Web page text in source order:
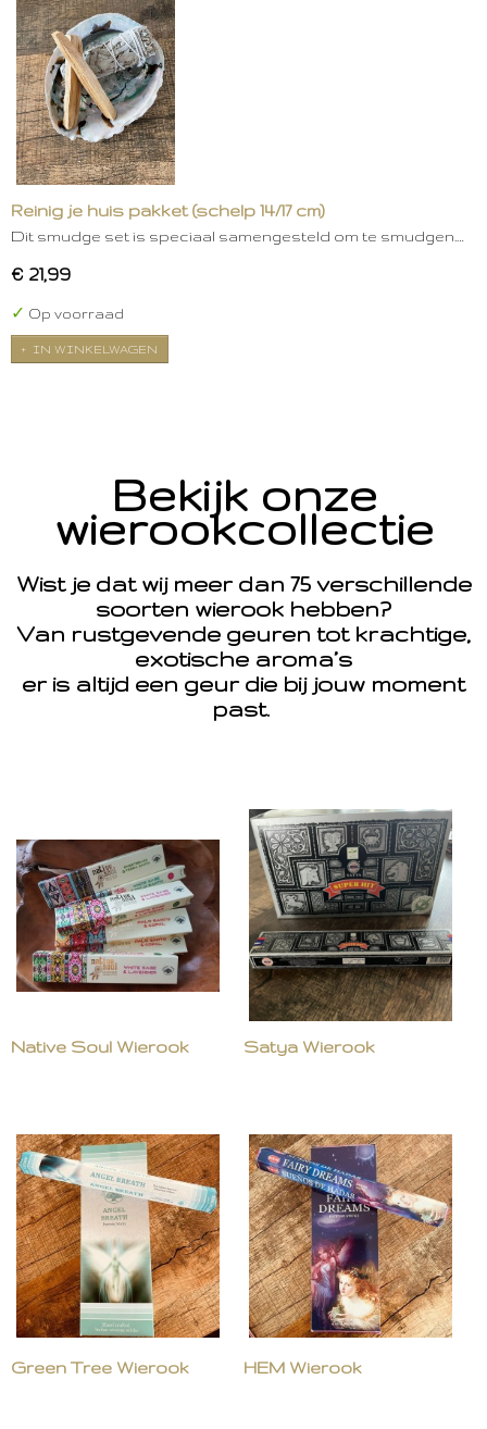
Reinig je huis pakket (schelp 14/17 cm)
Dit smudge set is speciaal samengesteld om te smudgen.…
€ 21,99
✓ Op voorraad
IN WINKELWAGEN
Bekijk onze
wierookcollectie
Wist je dat wij meer dan 75 verschillende
soorten wierook hebben?
Van rustgevende geuren tot krachtige,
exotische aroma’s
er is altijd een geur die bij jouw moment
past.
Native Soul Wierook Satya Wierook
Green Tree Wierook HEM Wierook